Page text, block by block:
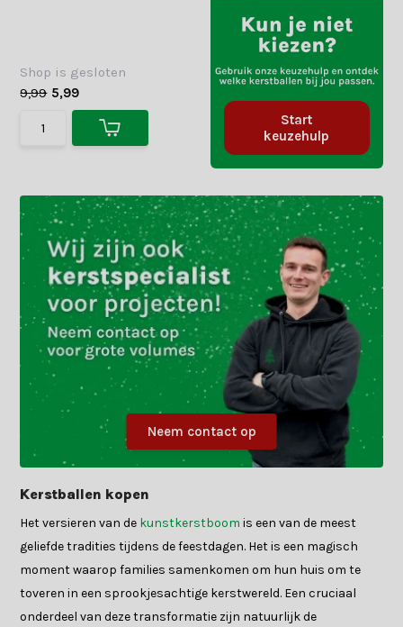
Shop is gesloten
9,99 5,99
Start
keuzehulp
Neem contact op
Kerstballen kopen
Het versieren van de kunstkerstboom is een van de meest
geliefde tradities tijdens de feestdagen. Het is een magisch
moment waarop families samenkomen om hun huis om te
toveren in een sprookjesachtige kerstwereld. Een cruciaal
onderdeel van deze transformatie zijn natuurlijk de